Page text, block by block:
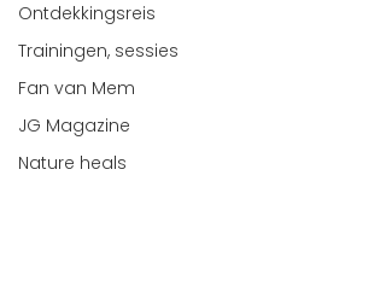
Ontdekkingsreis
Trainingen, sessies
Fan van Mem
JG Magazine
Nature heals